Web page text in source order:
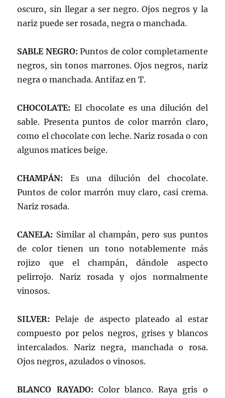
oscuro, sin llegar a ser negro. Ojos negros y la
nariz puede ser rosada, negra o manchada.
SABLE NEGRO: Puntos de color completamente
negros, sin tonos marrones. Ojos negros, nariz
negra o manchada. Antifaz en T.
CHOCOLATE: El chocolate es una dilución del
sable. Presenta puntos de color marrón claro,
como el chocolate con leche. Nariz rosada o con
algunos matices beige.
CHAMPÁN: Es una dilución del chocolate.
Puntos de color marrón muy claro, casi crema.
Nariz rosada.
CANELA: Similar al champán, pero sus puntos
de color tienen un tono notablemente más
rojizo que el champán, dándole aspecto
pelirrojo. Nariz rosada y ojos normalmente
vinosos.
SILVER:Pelaje de aspecto plateado al estar
compuesto por pelos negros, grises y blancos
intercalados. Nariz negra, manchada o rosa.
Ojos negros, azulados o vinosos.
BLANCO RAYADO: Color blanco. Raya gris o